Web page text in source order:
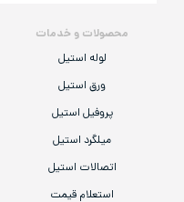
محصولات و خدمات
لوله استیل
ورق استیل
پروفیل استیل
میلگرد استیل
اتصالات استیل
استعلام قیمت